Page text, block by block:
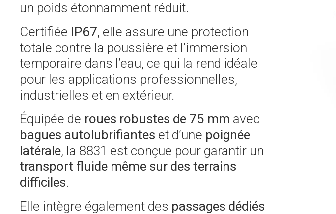
un poids étonnamment réduit.
Certifiée IP67, elle assure une protection
totale contre la poussière et l’immersion
temporaire dans l’eau, ce qui la rend idéale
pour les applications professionnelles,
industrielles et en extérieur.
Équipée de roues robustes de 75 mm avec
bagues autolubrifiantes et d’une poignée
latérale, la 8831 est conçue pour garantir un
transport fluide même sur des terrains
difficiles.
Elle intègre également des passages dédiés